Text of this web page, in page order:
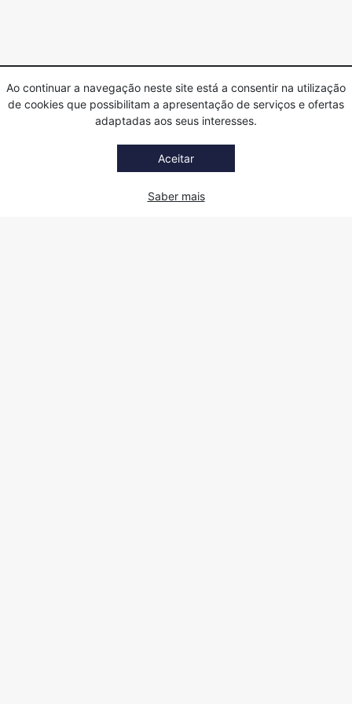
Ao continuar a navegação neste site está a consentir na utilização
de cookies que possibilitam a apresentação de serviços e ofertas
adaptadas aos seus interesses.
Aceitar
Saber mais